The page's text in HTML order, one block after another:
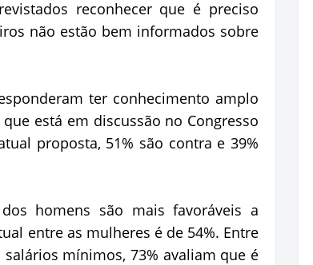
reconhecer que é preciso
não estão bem informados sobre
ter conhecimento amplo
está em discussão no Congresso
proposta, 51% são contra e 39%
homens são mais favoráveis a
entre as mulheres é de 54%. Entre
mínimos, 73% avaliam que é